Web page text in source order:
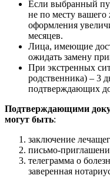
Если выбранный
не по месту вашего
оформления
месяцев.
Лица, имеющие
ожидать замену
При экстренных
родственника) – 3
подтверждающих
Подтверждающими
могут быть:
заключение
письмо-
телеграмма о
заверенная